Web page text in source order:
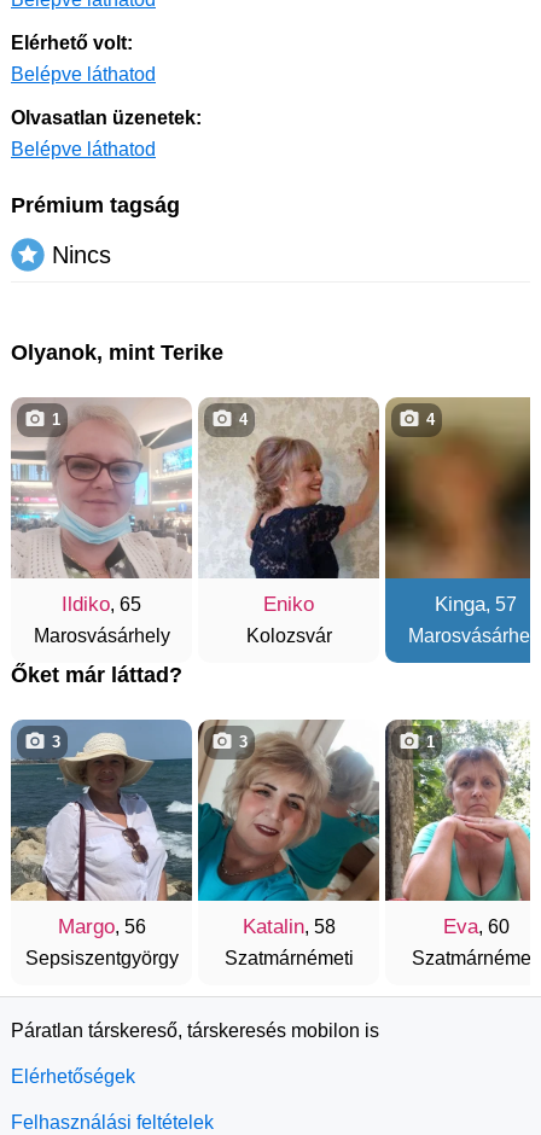
Elérhető volt:
Belépve láthatod
Olvasatlan üzenetek:
Belépve láthatod
Prémium tagság
Nincs
Olyanok, mint Terike
Ildiko, 65
Marosvásárhely
1
Eniko
Kolozsvár
4
Kinga, 57
4
Őket már láttad?
Margo, 56
Sepsiszentgyörgy
3
Katalin, 58
Szatmárnémeti
3
Eva, 60
Szatmárnémeti
1
Páratlan társkereső, társkeresés mobilon is
Elérhetőségek
Felhasználási feltételek